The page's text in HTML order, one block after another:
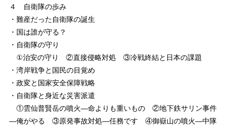
４ 自衛隊の歩み
・難産だった自衛隊の誕生
・国は誰が守る？
・自衛隊の守り
①治安の守り ②直接侵略対処 ③冷戦終結と日本の課題
・湾岸戦争と国民の目覚め
・政変と国家安全保障戦略
・自衛隊と身近な災害派遣
①雲仙普賢岳の噴火―命よりも重いもの ②地下鉄サリン事件
―俺がやる ③原発事故対処―任務です ④御嶽山の噴火―中隊